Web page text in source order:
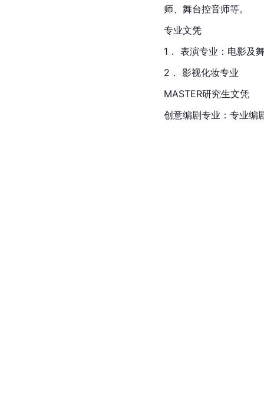
师、舞台控音师等。
专业文凭
1． 表演专业：电影及
2． 影视化妆专业
MASTER研究生文凭
创意编剧专业：专业编